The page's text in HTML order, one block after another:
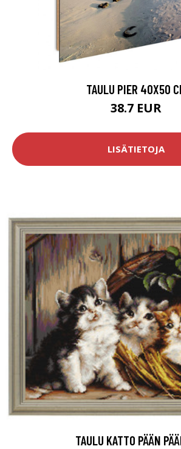
TAULU PIER 40X50
38.7 EUR
LISÄTIETOJA
TAULU KATTO PÄÄN